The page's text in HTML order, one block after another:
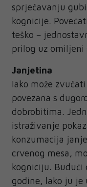
sprječavanju
kognicije.
teško –
prilog uz omiljeni
Janjetina
Iako može
povezana s
dobrobitima.
istraživanje
konzumacija
crvenog mesa,
kogniciju. Budući
godine, lako ju je